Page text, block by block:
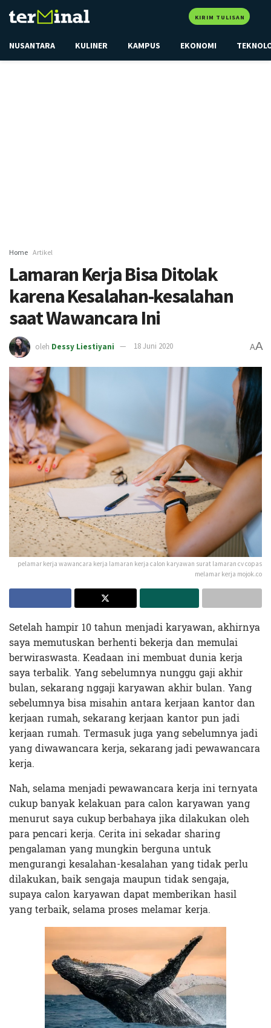
KIRIM TULISAN
NUSANTARA KULINER KAMPUS EKONOMI
Home Artikel
Lamaran Kerja Bisa Ditolak
karena Kesalahan-kesalahan
saat Wawancara Ini
oleh Dessy Liestiyani 18 Juni 2020 AA
pelamar kerja wawancara kerja lamaran kerja calon karyawan surat lamaran cv copas
melamar kerja mojok.co
Setelah hampir 10 tahun menjadi karyawan, akhirnya
saya memutuskan berhenti bekerja dan memulai
berwiraswasta. Keadaan ini membuat dunia kerja
saya terbalik. Yang sebelumnya nunggu gaji akhir
bulan, sekarang nggaji karyawan akhir bulan. Yang
sebelumnya bisa misahin antara kerjaan kantor dan
kerjaan rumah, sekarang kerjaan kantor pun jadi
kerjaan rumah. Termasuk juga yang sebelumnya jadi
yang diwawancara kerja, sekarang jadi pewawancara
kerja.
Nah, selama menjadi pewawancara kerja ini ternyata
cukup banyak kelakuan para calon karyawan yang
menurut saya cukup berbahaya jika dilakukan oleh
para pencari kerja. Cerita ini sekadar sharing
pengalaman yang mungkin berguna untuk
mengurangi kesalahan-kesalahan yang tidak perlu
dilakukan, baik sengaja maupun tidak sengaja,
supaya calon karyawan dapat memberikan hasil
yang terbaik, selama proses melamar kerja.